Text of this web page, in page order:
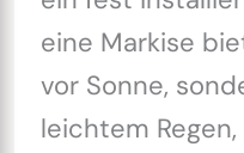
eine Markise
vor Sonne,
leichtem